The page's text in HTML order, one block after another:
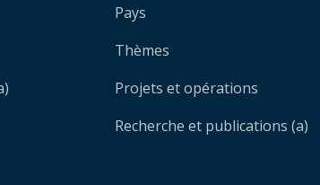
Pays
Thèmes
Projets et opérations
Recherche et publications (a)